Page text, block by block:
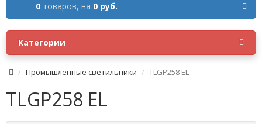
0 товаров, на 0 руб.
Категории
Промышленные светильники TLGP258 EL
TLGP258 EL